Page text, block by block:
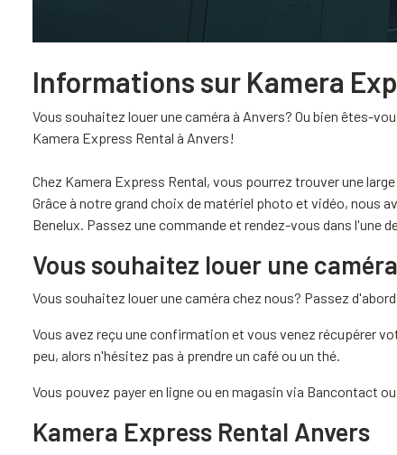
Informations sur Kamera
Vous souhaitez louer une caméra à Anvers? Ou bien êtes-
Kamera Express Rental à Anvers!
Chez Kamera Express Rental, vous pourrez trouver une
Grâce à notre grand choix de matériel photo et vidéo, nous
Benelux. Passez une commande et rendez-vous dans l'une
Vous souhaitez louer une
Vous souhaitez louer une caméra chez nous? Passez
Vous avez reçu une confirmation et vous venez récupérer
peu, alors n'hésitez pas à prendre un café ou un thé.
Vous pouvez payer en ligne ou en magasin via Bancontact
Kamera Express Rental Anvers